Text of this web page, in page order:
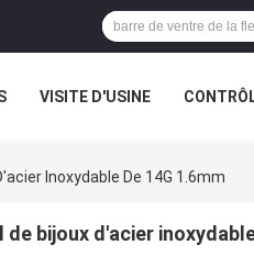
VISITE D'USINE
Inoxydable De 14G 1.6mm
bijoux d'acier